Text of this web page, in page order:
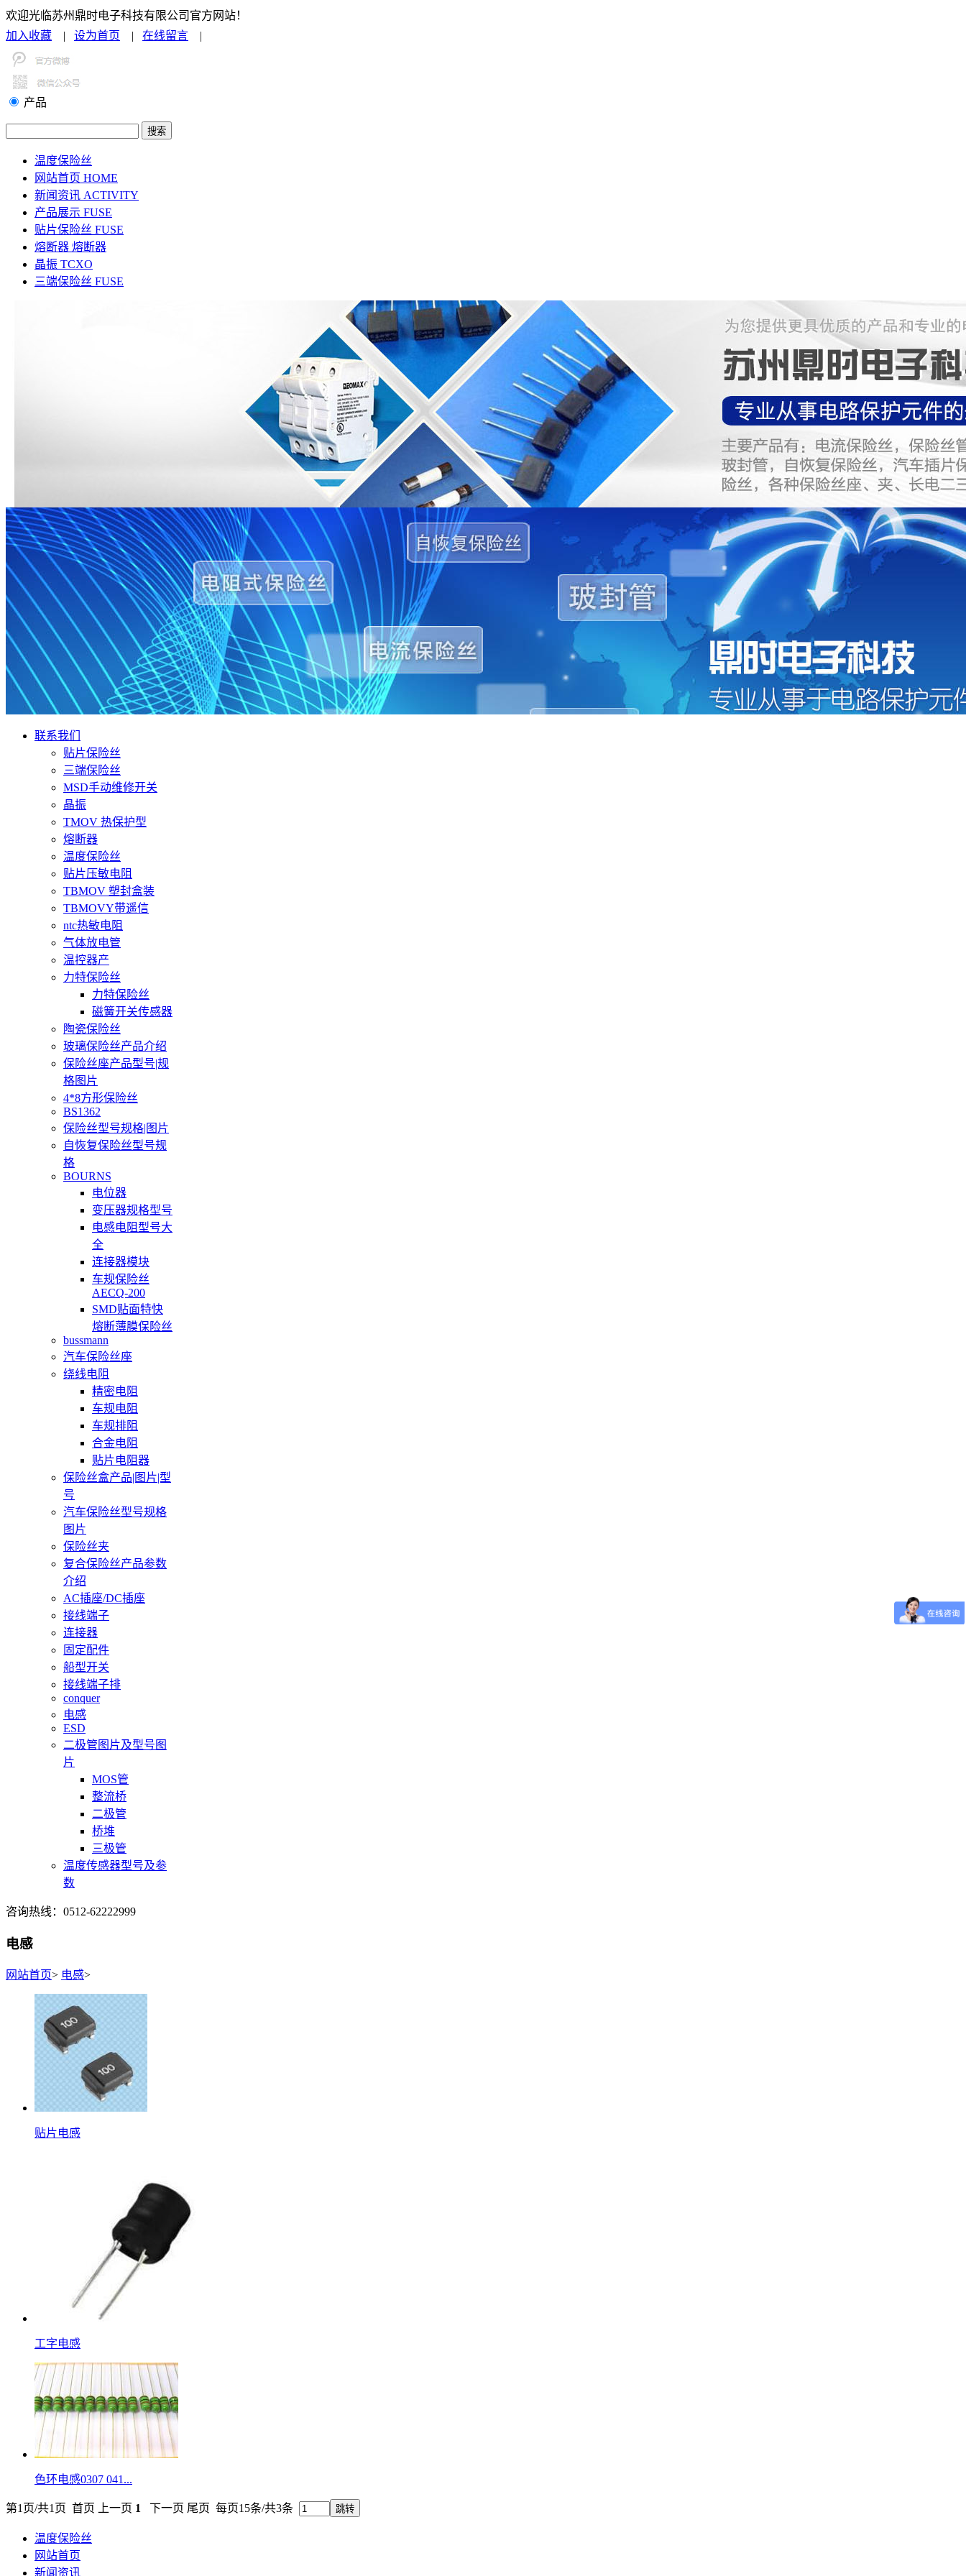
欢迎光临苏州鼎时电子科技有限公司官方网站！
加入收藏 | 设为首页 | 在线留言 |
联系我们
产品
温度保险丝
网站首页 HOME
新闻资讯 ACTIVITY
产品展示 FUSE
贴片保险丝 FUSE
熔断器 熔断器
晶振 TCXO
三端保险丝 FUSE
联系我们
贴片保险丝
三端保险丝
MSD手动维修开关
晶振
TMOV 热保护型
熔断器
温度保险丝
贴片压敏电阻
TBMOV 塑封盒装
TBMOVY带遥信
ntc热敏电阻
气体放电管
温控器产
力特保险丝
力特保险丝
磁簧开关传感器
陶瓷保险丝
玻璃保险丝产品介绍
保险丝座产品型号|规
格图片
4*8方形保险丝
BS1362
保险丝型号规格|图片
自恢复保险丝型号规
格
BOURNS
电位器
变压器规格型号
电感电阻型号大
全
连接器模块
车规保险丝
AECQ-200
SMD贴面特快
熔断薄膜保险丝
bussmann
汽车保险丝座
绕线电阻
精密电阻
车规电阻
车规排阻
合金电阻
贴片电阻器
保险丝盒产品|图片|型
号
汽车保险丝型号规格
图片
保险丝夹
复合保险丝产品参数
介绍
AC插座/DC插座
接线端子
连接器
固定配件
船型开关
接线端子排
conquer
电感
ESD
二极管图片及型号图
片
MOS管
整流桥
二极管
桥堆
三极管
温度传感器型号及参
数
咨询热线：0512-62222999
电感
网站首页> 电感>
贴片电感
工字电感
色环电感0307 041...
第1页/共1页 首页 上一页 1 下一页 尾页 每页15条/共3条
温度保险丝
网站首页
新闻资讯